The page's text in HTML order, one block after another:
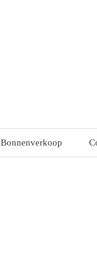
Bonnenverkoop